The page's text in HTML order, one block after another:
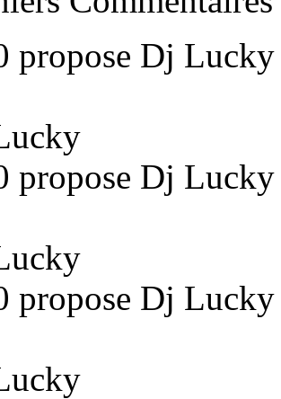
propose Dj
propose Dj
propose Dj